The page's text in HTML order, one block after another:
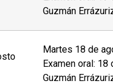
deberán completar
web y enviar los
carnet de identidad por
Guzmán
Martes 18 de
Examen oral:
Guzmán